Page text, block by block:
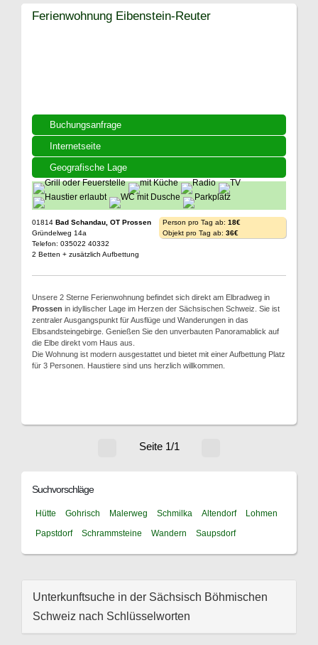
Buchungsanfrage
Internetseite
Geografische Lage
Ferienwohnung Eibenstein-Reuter
01814 Bad Schandau, OT Prossen
Gründelweg 14a
Telefon: 035022 40332
2 Betten + zusätzlich Aufbettung
Person pro Tag ab: 18€
Objekt pro Tag ab: 36€
Unsere 2 Sterne Ferienwohnung befindet sich direkt am Elbradweg in
Prossen in idyllischer Lage im Herzen der Sächsischen Schweiz. Sie ist
zentraler Ausgangspunkt für Ausflüge und Wanderungen in das
Elbsandsteingebirge. Genießen Sie den unverbauten Panoramablick auf
die Elbe direkt vom Haus aus.
Die Wohnung ist modern ausgestattet und bietet mit einer Aufbettung Platz
für 3 Personen. Haustiere sind uns herzlich willkommen.
Seite 1/1
Suchvorschläge
Hütte Gohrisch Malerweg Schmilka Altendorf
Lohmen
Papstdorf
Schrammsteine Wandern Saupsdorf
Unterkunftsuche in der Sächsisch Böhmischen
Schweiz nach Schlüsselworten